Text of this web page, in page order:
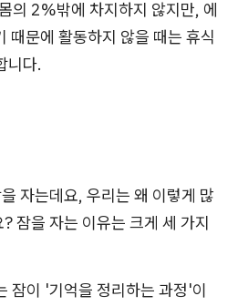
의 2%밖에 차지하지 않지만, 에
문에 활동하지 않을 때는 휴식
니다.
자는데요, 우리는 왜 이렇게 많
잠을 자는 이유는 크게 세 가지
잠이 '기억을 정리하는 과정'이